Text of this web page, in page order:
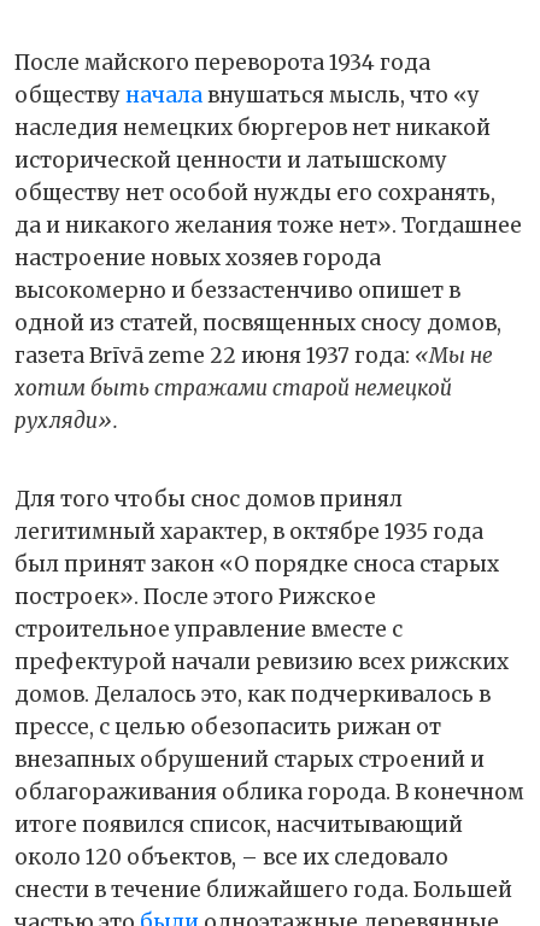
После майского переворота 1934 года
обществуначалавнушаться мысль, что «у
наследия немецких бюргеров нет никакой
исторической ценности и латышскому
обществу нет особой нужды его сохранять,
да и никакого желания тоже нет». Тогдашнее
настроение новых хозяев города
высокомерно и беззастенчиво опишет в
одной из статей, посвященных сносу домов,
газета Brīvā zeme 22 июня 1937 года: «Мы не
хотим быть стражами старой немецкой
рухляди».
Для того чтобы снос домов принял
легитимный характер, в октябре 1935 года
был принят закон «О порядке сноса старых
построек». После этого Рижское
строительное управление вместе с
префектурой начали ревизию всех рижских
домов. Делалось это, как подчеркивалось в
прессе, с целью обезопасить рижан от
внезапных обрушений старых строений и
облагораживания облика города. В конечном
итоге появился список, насчитывающий
около 120 объектов, – все их следовало
снести в течение ближайшего года. Большей